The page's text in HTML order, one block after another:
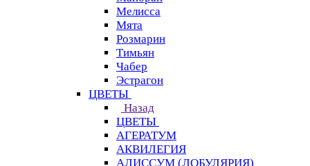
Мелисса
Мята
Розмарин
Тимьян
Чабер
Эстрагон
ЦВЕТЫ
Назад
ЦВЕТЫ
АГЕРАТУМ
АКВИЛЕГИЯ
АЛИССУМ (ЛОБУЛЯРИЯ)